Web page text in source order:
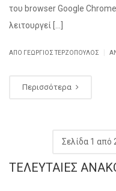
του browser Google
λειτουργεί […]
ΑΠΌ ΓΕΏΡΓΙΟΣ ΤΕΡΖΌΠΟΥΛΟΣ
Περισσότερα
Σελίδα 1 από
ΤΕΛΕΥΤΑΊΕΣ